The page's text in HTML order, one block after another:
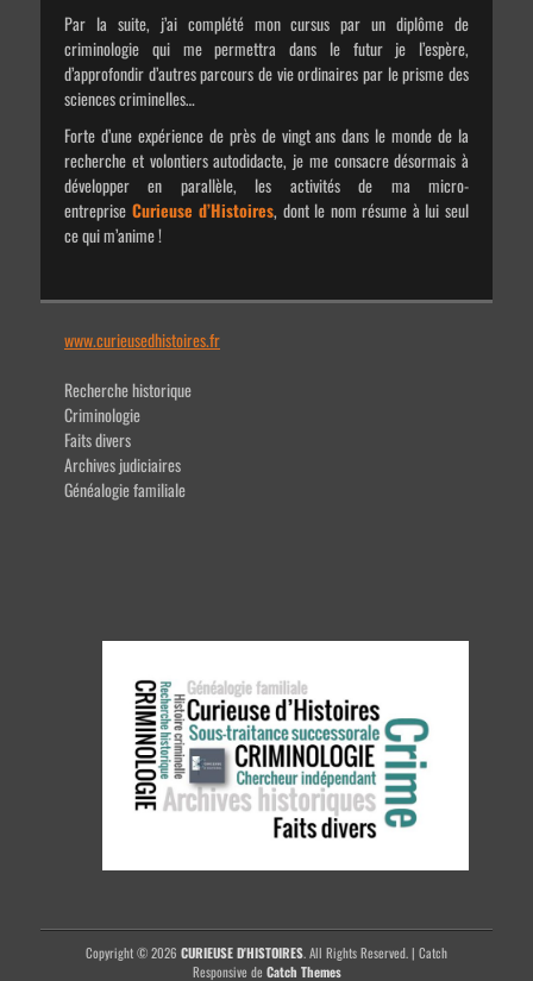
Par la suite, j’ai complété mon cursus par un diplôme de
criminologie qui me permettra dans le futur je l’espère,
d’approfondir d’autres parcours de vie ordinaires par le prisme des
sciences criminelles…
Forte d’une expérience de près de vingt ans dans le monde de la
recherche et volontiers autodidacte, je me consacre désormais à
développer en parallèle, les activités de ma micro-
entreprise Curieuse d’Histoires, dont le nom résume à lui seul
ce qui m’anime !
www.curieusedhistoires.fr
Recherche historique
Criminologie
Faits divers
Archives judiciaires
Généalogie familiale
Copyright © 2026 CURIEUSE D'HISTOIRES. All Rights Reserved. | Catch
Responsive de Catch Themes